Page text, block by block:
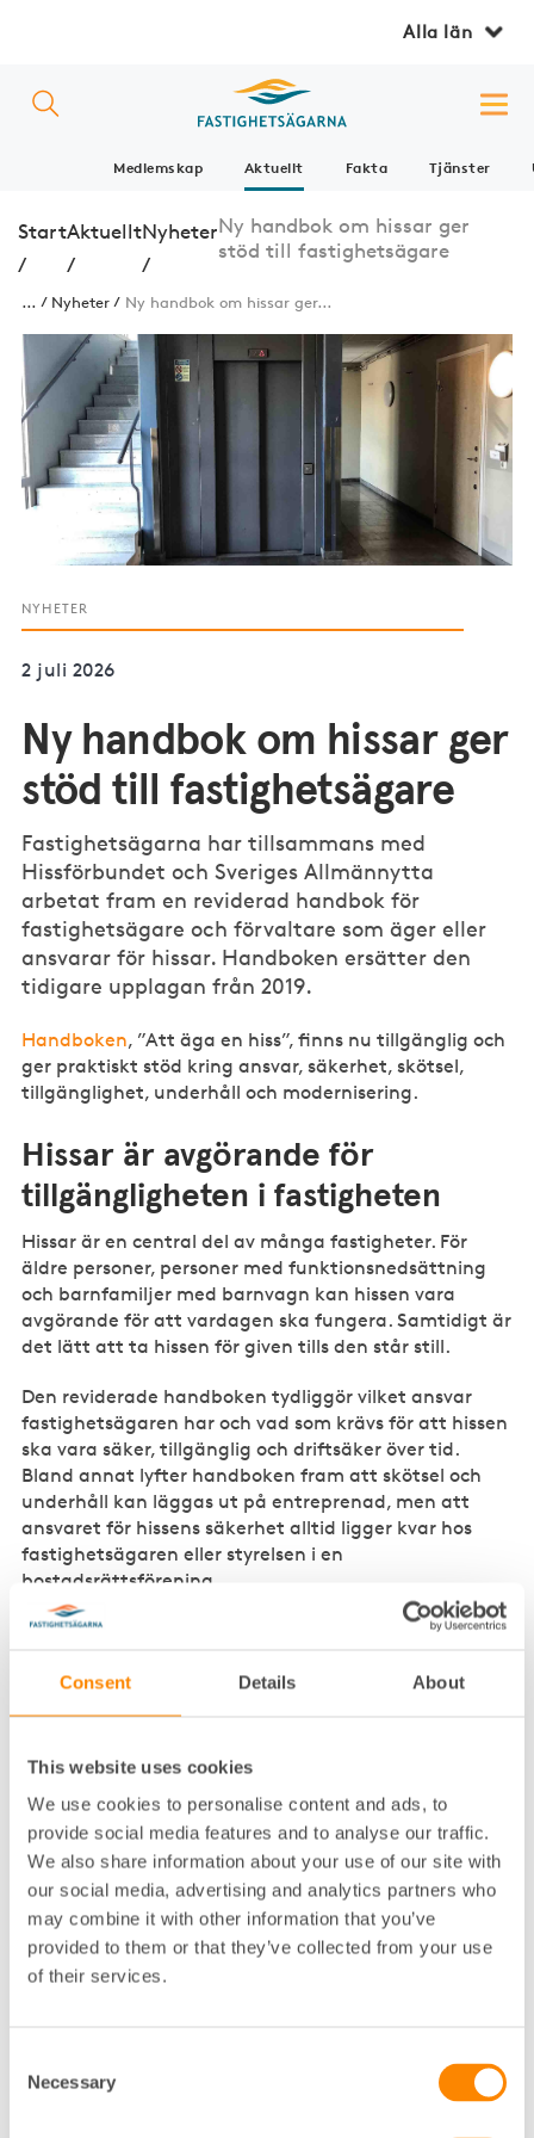
Consent Details About
This website uses cookies
We use cookies to personalise content and ads, to
provide social media features and to analyse our traffic.
We also share information about your use of our site with
our social media, advertising and analytics partners who
may combine it with other information that you’ve
provided to them or that they’ve collected from your use
of their services.
Selection
Necessary
Alla län
Medlemskap Aktuellt Fakta Tjänster
Start
/
Aktuellt
/
Nyheter
/
Ny handbok om hissar ger
stöd till fastighetsägare
... Nyheter Ny handbok om hissar ger...
NYHETER
2 juli 2026
Ny handbok om hissar ger
stöd till fastighetsägare
Fastighetsägarna har tillsammans med
Hissförbundet och Sveriges Allmännytta
arbetat fram en reviderad handbok för
fastighetsägare och förvaltare som äger eller
ansvarar för hissar. Handboken ersätter den
tidigare upplagan från 2019.
Handboken, ”Att äga en hiss”, finns nu tillgänglig och
ger praktiskt stöd kring ansvar, säkerhet, skötsel,
tillgänglighet, underhåll och modernisering.
Hissar är avgörande för
tillgängligheten i fastigheten
Hissar är en central del av många fastigheter. För
äldre personer, personer med funktionsnedsättning
och barnfamiljer med barnvagn kan hissen vara
avgörande för att vardagen ska fungera. Samtidigt är
det lätt att ta hissen för given tills den står still.
Den reviderade handboken tydliggör vilket ansvar
fastighetsägaren har och vad som krävs för att hissen
ska vara säker, tillgänglig och driftsäker över tid.
Bland annat lyfter handboken fram att skötsel och
underhåll kan läggas ut på entreprenad, men att
ansvaret för hissens säkerhet alltid ligger kvar hos
fastighetsägaren eller styrelsen i en
bostadsrättsförening.
– Hissen är en viktig del av fastighetens funktion och
fastighetsägare och förvaltare ett tydligt och
praktiskt stöd för att kunna ta rätt beslut i frågor
Anna Thureson, näringspolitisk expert på
Handboken ger stöd i underhåll,
besiktning och modernisering
Handboken innehåller bland annat vägledning om
lagar och regelverk, besiktning, förebyggande skötsel,
hissens livscykel, stöd och tillgänglighetsåtgärder. Den
modernisering i god tid.